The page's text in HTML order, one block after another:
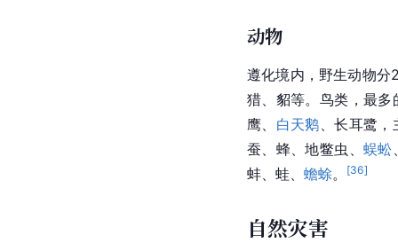
动物
遵化境内，野生动物
猎、貂等。鸟类，最
鹰、 白天鹅、长耳鹭
蚕、蜂、地鳖虫、 蜈蚣
蚌、蛙、 蟾蜍。 [36]
自然灾害